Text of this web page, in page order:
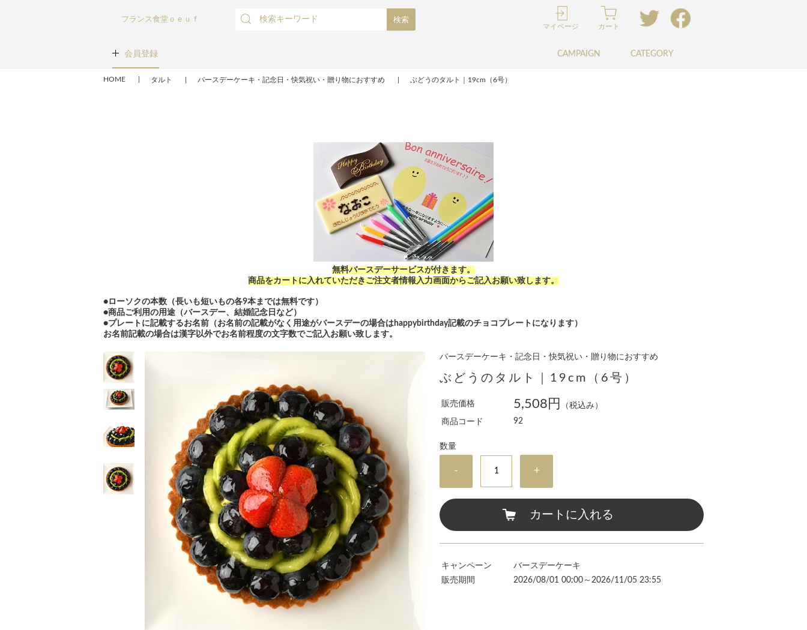
フランス食堂ｏｅｕｆ
マイページ カート
会員登録 CAMPAIGN CATEGORY
HOME タルト バースデーケーキ・記念日・快気祝い・贈り物におすすめ ぶどうのタルト｜19cm（6号）
無料バースデーサービスが付きます。
商品をカートに入れていただきご注文者情報入力画面からご記入お願い致します。
●ローソクの本数（長いも短いもの各9本までは無料です）
●商品ご利用の用途（バースデー、結婚記念日など）
●プレートに記載するお名前（ お名前の記載がなく用途がバースデーの場合はhappybirthday記載のチョコプレートになります）
お名前記載の場合は漢字以外でお名前程度の文字数でご記入お願い致します。
バースデーケーキ・記念日・快気祝い・贈り物におすすめ
ぶどうのタルト｜19cm（6号）
販売価格 5,508円
（税込み）
商品コード
92
数量
- +
カートに入れる
キャンペーン
バースデーケーキ
販売期間
2026/08/01 00:00～2026/11/05 23:55